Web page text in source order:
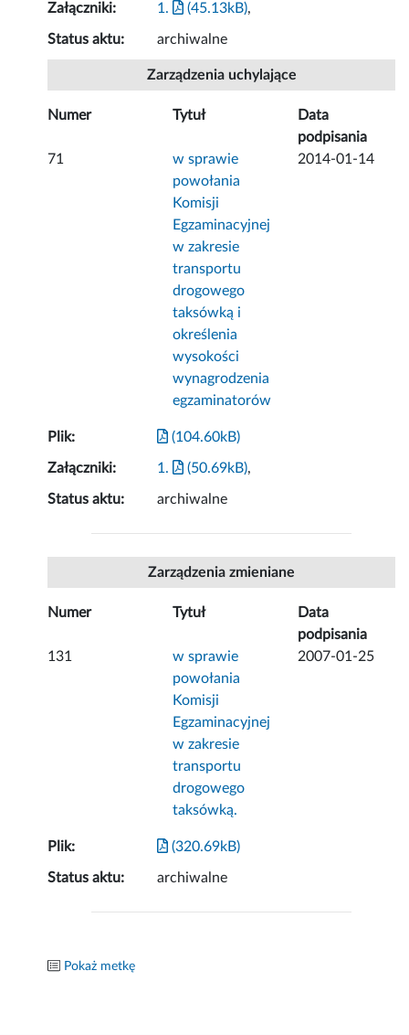
Załączniki: 1. (45.13kB),
Status aktu: archiwalne
Zarządzenia uchylające
Numer Tytuł
Data
podpisania
71
w sprawie
powołania
Komisji
Egzaminacyjnej
w zakresie
transportu
drogowego
taksówką i
określenia
wysokości
wynagrodzenia
egzaminatorów
2014-01-14
Plik: (104.60kB)
Załączniki: 1. (50.69kB),
Status aktu: archiwalne
Zarządzenia zmieniane
Numer Tytuł
Data
podpisania
131
w sprawie
powołania
Komisji
Egzaminacyjnej
w zakresie
transportu
drogowego
taksówką.
2007-01-25
Plik: (320.69kB)
Status aktu: archiwalne
Pokaż metkę